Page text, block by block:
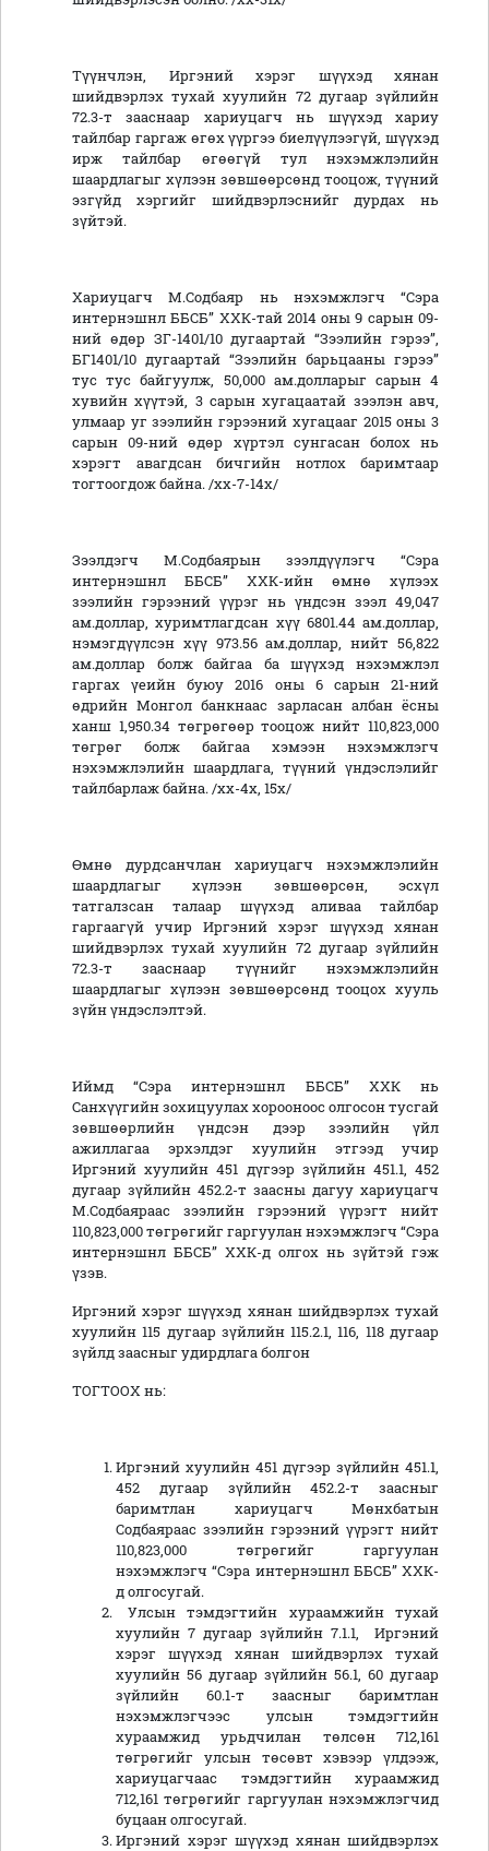
Түүнчлэн, Иргэний хэрэг шүүхэд хянан
шийдвэрлэх тухай хуулийн 72 дугаар зүйлийн
72.3-т зааснаар хариуцагч нь шүүхэд хариу
тайлбар гаргаж өгөх үүргээ биелүүлээгүй, шүүхэд
ирж тайлбар өгөөгүй тул нэхэмжлэлийн
шаардлагыг хүлээн зөвшөөрсөнд тооцож, түүний
эзгүйд хэргийг шийдвэрлэснийг дурдах нь
зүйтэй.
Хариуцагч М.Содбаяр нь нэхэмжлэгч “Сэра
интернэшнл ББСБ” ХХК-тай 2014 оны 9 сарын 09-
ний өдөр ЗГ-1401/10 дугаартай “Зээлийн гэрээ”,
БГ1401/10 дугаартай “Зээлийн барьцааны гэрээ”
тус тус байгуулж, 50,000 ам.долларыг сарын 4
хувийн хүүтэй, 3 сарын хугацаатай зээлэн авч,
улмаар уг зээлийн гэрээний хугацааг 2015 оны 3
сарын 09-ний өдөр хүртэл сунгасан болох нь
хэрэгт авагдсан бичгийн нотлох баримтаар
тогтоогдож байна. /хх-7-14х/
Зээлдэгч М.Содбаярын зээлдүүлэгч “Сэра
интернэшнл ББСБ” ХХК-ийн өмнө хүлээх
зээлийн гэрээний үүрэг нь үндсэн зээл 49,047
ам.доллар, хуримтлагдсан хүү 6801.44 ам.доллар,
нэмэгдүүлсэн хүү 973.56 ам.доллар, нийт 56,822
ам.доллар болж байгаа ба шүүхэд нэхэмжлэл
гаргах үеийн буюу 2016 оны 6 сарын 21-ний
өдрийн Монгол банкнаас зарласан албан ёсны
ханш 1,950.34 төгрөгөөр тооцож нийт 110,823,000
төгрөг болж байгаа хэмээн нэхэмжлэгч
нэхэмжлэлийн шаардлага, түүний үндэслэлийг
тайлбарлаж байна. /хх-4х, 15х/
Өмнө дурдсанчлан хариуцагч нэхэмжлэлийн
шаардлагыг хүлээн зөвшөөрсөн, эсхүл
татгалзсан талаар шүүхэд аливаа тайлбар
гаргаагүй учир Иргэний хэрэг шүүхэд хянан
шийдвэрлэх тухай хуулийн 72 дугаар зүйлийн
72.3-т зааснаар түүнийг нэхэмжлэлийн
шаардлагыг хүлээн зөвшөөрсөнд тооцох хууль
зүйн үндэслэлтэй.
Иймд “Сэра интернэшнл ББСБ” ХХК нь
Санхүүгийн зохицуулах хорооноос олгосон тусгай
зөвшөөрлийн үндсэн дээр зээлийн үйл
ажиллагаа эрхэлдэг хуулийн этгээд учир
Иргэний хуулийн 451 дүгээр зүйлийн 451.1, 452
дугаар зүйлийн 452.2-т заасны дагуу хариуцагч
М.Содбаяраас зээлийн гэрээний үүрэгт нийт
110,823,000 төгрөгийг гаргуулан нэхэмжлэгч “Сэра
интернэшнл ББСБ” ХХК-д олгох нь зүйтэй гэж
үзэв.
Иргэний хэрэг шүүхэд хянан шийдвэрлэх тухай
хуулийн 115 дугаар зүйлийн 115.2.1, 116, 118 дугаар
зүйлд заасныг удирдлага болгон
ТОГТООХ нь:
Иргэний хуулийн 451 дүгээр зүйлийн 451.1,
452 дугаар зүйлийн 452.2-т заасныг
баримтлан хариуцагч Мөнхбатын
Содбаяраас зээлийн гэрээний үүрэгт нийт
110,823,000 төгрөгийг гаргуулан
нэхэмжлэгч “Сэра интернэшнл ББСБ” ХХК-
д олгосугай.
Улсын тэмдэгтийн хураамжийн тухай
хуулийн 7 дугаар зүйлийн 7.1.1, Иргэний
хэрэг шүүхэд хянан шийдвэрлэх тухай
хуулийн 56 дугаар зүйлийн 56.1, 60 дугаар
зүйлийн 60.1-т заасныг баримтлан
нэхэмжлэгчээс улсын тэмдэгтийн
хураамжид урьдчилан төлсөн 712,161
төгрөгийг улсын төсөвт хэвээр үлдээж,
хариуцагчаас тэмдэгтийн хураамжид
712,161 төгрөгийг гаргуулан нэхэмжлэгчид
буцаан олгосугай.
Иргэний хэрэг шүүхэд хянан шийдвэрлэх